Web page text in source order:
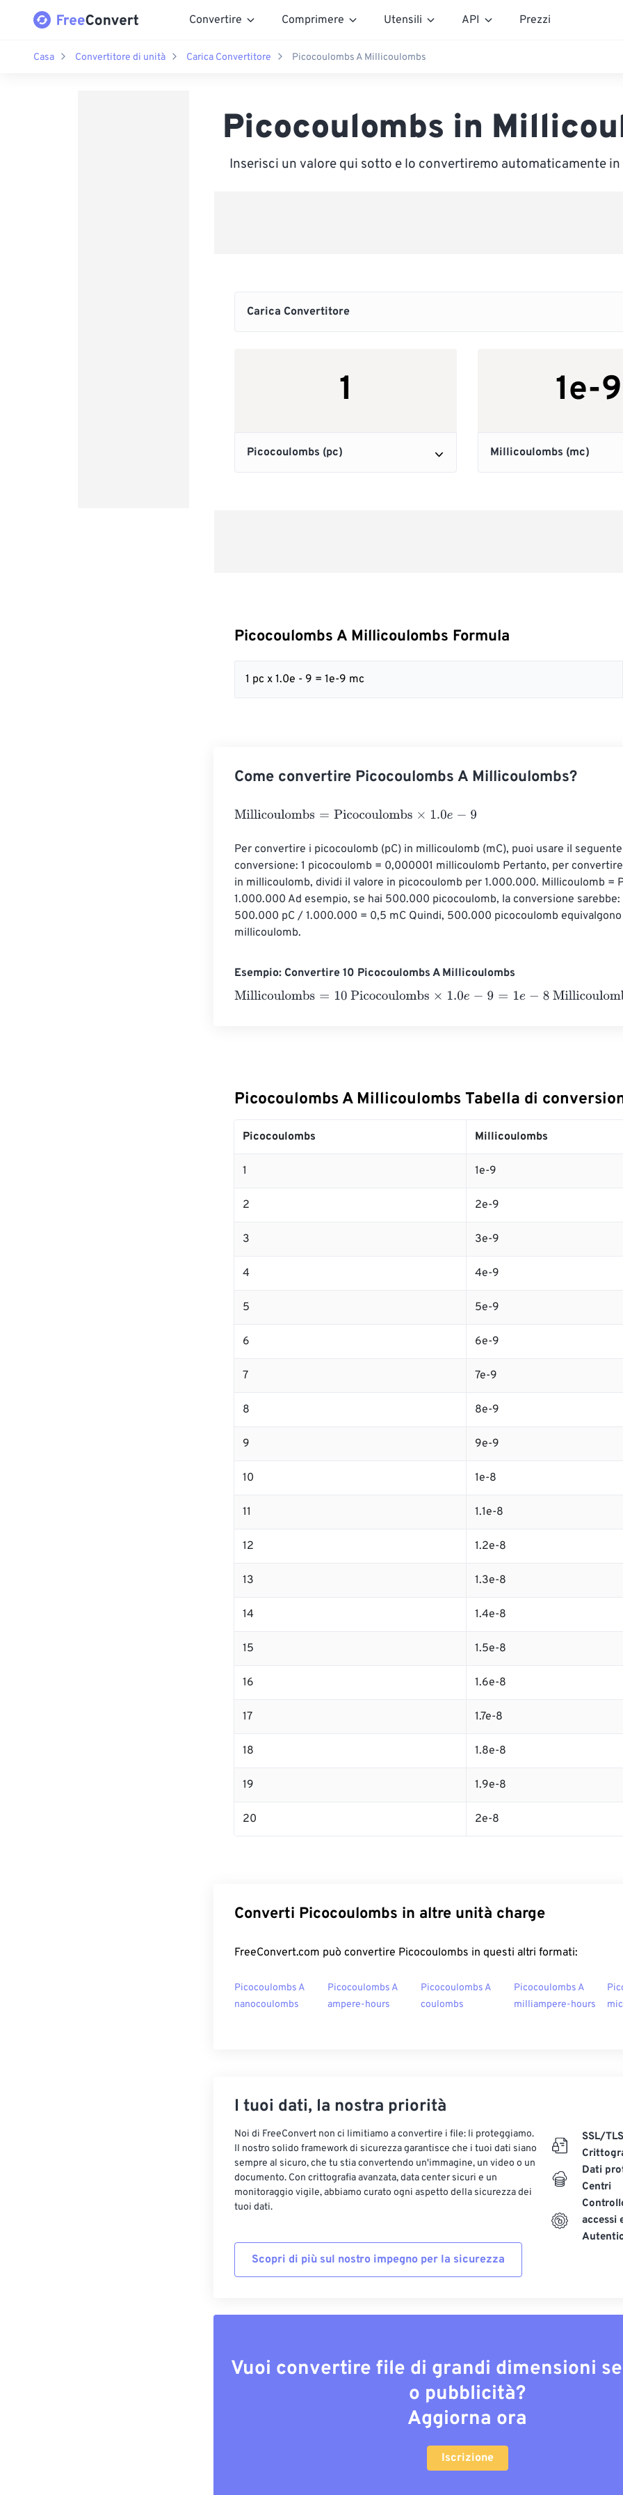
Convertire Comprimere Utensili API Prezzi
Casa Convertitore di unità Carica Convertitore Picocoulombs A Millicoulombs
Picocoulombs in
Inserisci un valore qui sotto e lo convertiremo automaticamente
Picocoulombs A Millicoulombs Formula
1 pc x 1.0e - 9 = 1e-9 mc
Come convertire Picocoulombs A Millicoulombs?
Millicoulombs=Picocoulombs×1.0e-9
Per convertire i picocoulomb (pC) in millicoulomb (mC), puoi usare il
conversione: 1 picocoulomb = 0,000001 millicoulomb Pertanto, per
in millicoulomb, dividi il valore in picocoulomb per 1.000.000. Millicoulomb =
1.000.000 Ad esempio, se hai 500.000 picocoulomb, la conversione
500.000 pC / 1.000.000 = 0,5 mC Quindi, 500.000 picocoulomb
millicoulomb.
Esempio: Convertire 10 Picocoulombs A Millicoulombs
Millicoulombs=10 Picocoulombs×1.0e-9 =1 e-8 Millicoulombs
Picocoulombs A Millicoulombs Tabella di
Picocoulombs Millicoulombs
1 1e-9
2 2e-9
3 3e-9
4 4e-9
5 5e-9
6 6e-9
7 7e-9
8 8e-9
9 9e-9
10 1e-8
11 1.1e-8
12 1.2e-8
13 1.3e-8
14 1.4e-8
15 1.5e-8
16 1.6e-8
17 1.7e-8
18 1.8e-8
19 1.9e-8
20 2e-8
Converti Picocoulombs in altre unità charge
FreeConvert.com può convertire Picocoulombs in questi altri formati:
Picocoulombs A
nanocoulombs
Picocoulombs A
ampere-hours
Picocoulombs A
coulombs
Picocoulombs A
milliampere-hours
I tuoi dati, la nostra priorità
Noi di FreeConvert non ci limitiamo a convertire i file: li proteggiamo.
Il nostro solido framework di sicurezza garantisce che i tuoi dati siano
sempre al sicuro, che tu stia convertendo un'immagine, un video o un
documento. Con crittografia avanzata, data center sicuri e un
monitoraggio vigile, abbiamo curato ogni aspetto della sicurezza dei
tuoi dati.
Scopri di più sul nostro impegno per la sicurezza
SSL/TLS
Dati
Centri
accessi
Vuoi convertire file di grandi dimensioni
o pubblicità?
Aggiorna ora
Iscrizione